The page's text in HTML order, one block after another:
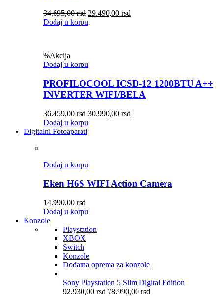
34.695,00rsd 29.490,00 rsd
Dodaj u korpu
%Akcija
Dodaj u korpu
PROFILOCOOL ICSD-12 1200BTU A++
INVERTER WIFI/BELA
36.459,00rsd 30.990,00 rsd
Dodaj u korpu
Digitalni Fotoaparati
Dodaj u korpu
Eken H6S WIFI Action Camera
14.990,00 rsd
Dodaj u korpu
Konzole
Playstation
XBOX
Switch
Konzole
Dodatna oprema za konzole
Sony Playstation 5 Slim Digital Edition
92.930,00rsd 78.990,00 rsd